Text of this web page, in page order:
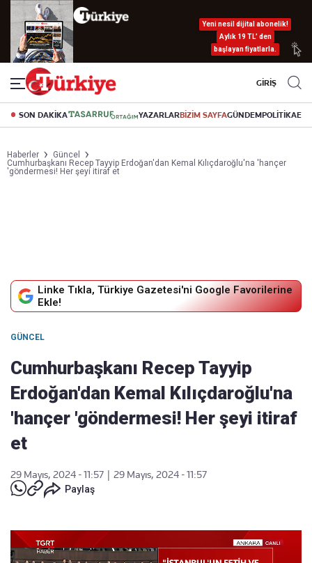
Yeni nesil dijital abonelik!
Aylık 19 TL’ den
başlayan fiyatlarla.
GİRİŞ
SON DAKİKA YAZARLARBİZİM SAYFAGÜNDEMPOLİTİKA
Haberler
Güncel
Cumhurbaşkanı Recep Tayyip Erdoğan'dan Kemal Kılıçdaroğlu'na 'hançer
'göndermesi! Her şeyi itiraf et
Linke Tıkla, Türkiye Gazetesi'ni Google Favorilerine
Ekle!
GÜNCEL
Cumhurbaşkanı Recep Tayyip
Erdoğan'dan Kemal Kılıçdaroğlu'na
'hançer 'göndermesi! Her şeyi itiraf
et
29 Mayıs, 2024 - 11:57
29 Mayıs, 2024 - 11:57
Paylaş